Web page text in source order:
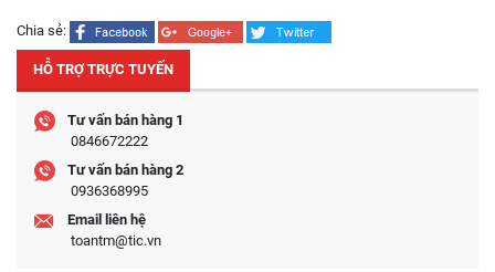
Chia sẻ:
HỖ TRỢ TRỰC TUYẾN
Tư vấn bán hàng 1
0846672222
Tư vấn bán hàng 2
0936368995
Email liên hệ
toantm@tic.vn